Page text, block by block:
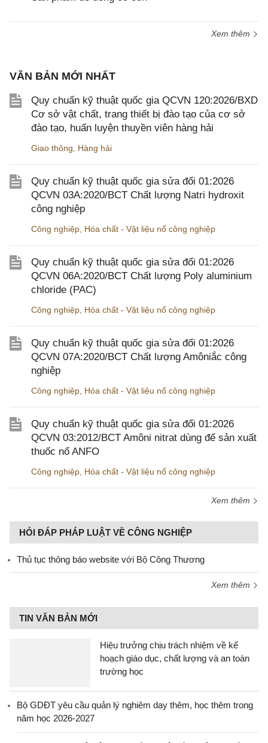
Xem thêm
VĂN BẢN MỚI NHẤT
Quy chuẩn kỹ thuật quốc gia QCVN 120:2026/BXD
Cơ sở vật chất, trang thiết bị đào tạo của cơ sở
đào tạo, huấn luyện thuyền viên hàng hải
Giao thông Hàng hải
Quy chuẩn kỹ thuật quốc gia sửa đổi 01:2026
QCVN 03A:2020/BCT Chất lượng Natri hydroxit
công nghiệp
Công nghiệp Hóa chất - Vật liệu nổ công nghiệp
Quy chuẩn kỹ thuật quốc gia sửa đổi 01:2026
QCVN 06A:2020/BCT Chất lượng Poly aluminium
chloride (PAC)
Công nghiệp Hóa chất - Vật liệu nổ công nghiệp
Quy chuẩn kỹ thuật quốc gia sửa đổi 01:2026
QCVN 07A:2020/BCT Chất lượng Amôniắc công
nghiệp
Công nghiệp Hóa chất - Vật liệu nổ công nghiệp
Quy chuẩn kỹ thuật quốc gia sửa đổi 01:2026
QCVN 03:2012/BCT Amôni nitrat dùng để sản xuất
thuốc nổ ANFO
Công nghiệp Hóa chất - Vật liệu nổ công nghiệp
Xem thêm
HỎI ĐÁP PHÁP LUẬT VỀ CÔNG NGHIỆP
Thủ tục thông báo website với Bộ Công Thương
Xem thêm
TIN VĂN BẢN MỚI
Hiệu trưởng chịu trách nhiệm về kế
hoạch giáo dục, chất lượng và an toàn
trường học
Bộ GDĐT yêu cầu quản lý nghiêm dạy thêm, học thêm trong
năm học 2026-2027